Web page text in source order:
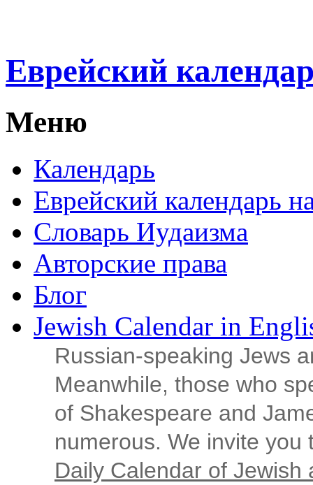
Еврейский
Меню
Календарь
Еврейский календарь
Словарь Иудаизма
Авторские права
Блог
Jewish Calendar in
Russian‑speaking Jews
Meanwhile, those who
of Shakespeare and
numerous. We invite
Daily Calendar of Jewish